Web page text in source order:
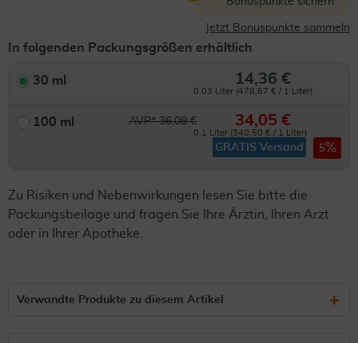
Jetzt Bonuspunkte sammeln
In folgenden Packungsgrößen erhältlich
30 ml 14,36 €
0.03 Liter (478,67 € / 1 Liter)
100 ml AVP* 36,08 € 34,05 €
0.1 Liter (340,50 € / 1 Liter)
GRATIS Versand 5
Zu Risiken und Nebenwirkungen lesen Sie bitte die
Packungsbeilage und fragen Sie Ihre Ärztin, Ihren Arzt
oder in Ihrer Apotheke.
Verwandte Produkte zu diesem Artikel